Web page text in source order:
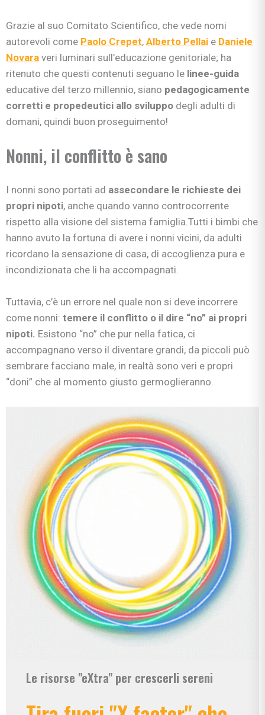
Grazie al suo Comitato Scientifico, che vede nomi
autorevoli come Paolo Crepet, Alberto Pellai e Daniele
Novara veri luminari sull’educazione genitoriale; ha
ritenuto che questi contenuti seguano le linee-guida
educative del terzo millennio, siano pedagogicamente
corretti e propedeutici allo sviluppo degli adulti di
domani, quindi buon proseguimento!
Nonni, il conflitto è sano
I nonni sono portati ad assecondare le richieste dei
propri nipoti, anche quando vanno controcorrente
rispetto alla visione del sistema famiglia.Tutti i bimbi che
hanno avuto la fortuna di avere i nonni vicini, da adulti
ricordano la sensazione di casa, di accoglienza pura e
incondizionata che li ha accompagnati.
Tuttavia, c’è un errore nel quale non si deve incorrere
come nonni: temere il conflitto o il dire “no” ai propri
nipoti. Esistono “no” che pur nella fatica, ci
accompagnano verso il diventare grandi, da piccoli può
sembrare facciano male, in realtà sono veri e propri
“doni” che al momento giusto germoglieranno.
Le risorse "eXtra" per crescerli sereni